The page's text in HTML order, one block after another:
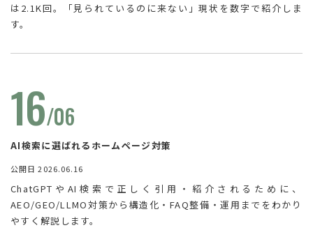
は2.1K回。「見られているのに来ない」現状を数字で紹介しま
す。
16/06
AI検索に選ばれるホームページ対策
公開日 2026.06.16
ChatGPTやAI検索で正しく引用・紹介されるために、
AEO/GEO/LLMO対策から構造化・FAQ整備・運用までをわかり
やすく解説します。